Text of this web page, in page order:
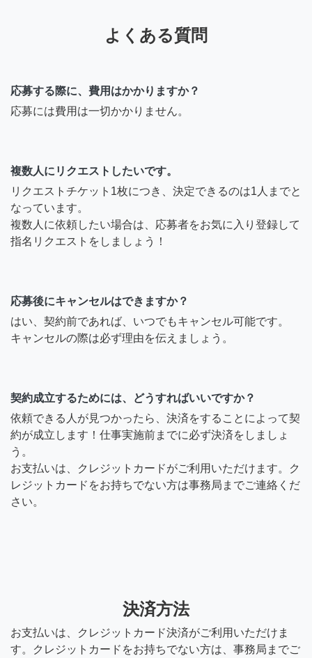
よくある質問
応募する際に、費用はかかりますか？
応募には費用は一切かかりません。
複数人にリクエストしたいです。
リクエストチケット1枚につき、決定できるのは1人までと
なっています。
複数人に依頼したい場合は、応募者をお気に入り登録して
指名リクエストをしましょう！
応募後にキャンセルはできますか？
はい、契約前であれば、いつでもキャンセル可能です。
キャンセルの際は必ず理由を伝えましょう。
契約成立するためには、どうすればいいですか？
依頼できる人が見つかったら、決済をすることによって契
約が成立します！仕事実施前までに必ず決済をしましょ
う。
お支払いは、クレジットカードがご利用いただけます。ク
レジットカードをお持ちでない方は事務局までご連絡くだ
さい。
決済方法
お支払いは、クレジットカード決済がご利用いただけま
す。クレジットカードをお持ちでない方は、事務局までご